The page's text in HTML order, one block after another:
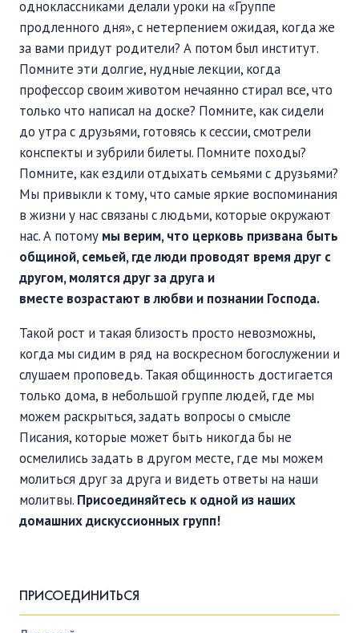
одноклассниками делали уроки на «Группе
продленного дня», с нетерпением ожидая, когда же
за вами придут родители? А потом был институт.
Помните эти долгие, нудные лекции, когда
профессор своим животом нечаянно стирал все, что
только что написал на доске? Помните, как сидели
до утра с друзьями, готовясь к сессии, смотрели
конспекты и зубрили билеты. Помните походы?
Помните, как ездили отдыхать семьями с друзьями?
Мы привыкли к тому, что самые яркие воспоминания
в жизни у нас связаны с людьми, которые окружают
нас. А потому мы верим, что церковь призвана быть
общиной, семьей, где люди проводят время друг с
другом, молятся друг за друга и
вместе возрастают в любви и познании Господа.
Такой рост и такая близость просто невозможны,
когда мы сидим в ряд на воскресном богослужении и
слушаем проповедь. Такая общинность достигается
только дома, в небольшой группе людей, где мы
можем раскрыться, задать вопросы о смысле
Писания, которые может быть никогда бы не
осмелились задать в другом месте, где мы можем
молиться друг за друга и видеть ответы на наши
молитвы. Присоединяйтесь к одной из наших
домашних дискуссионных групп!
ПРИСОЕДИНИТЬСЯ